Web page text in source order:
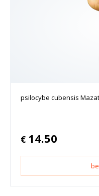
psilocybe cubensis
€ 14.50